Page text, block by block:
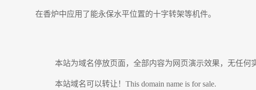
在香炉中应用了能永保水平位置的十字转架等机件。
本站为域名停放页面，全部内容为网页演示效果，无任何
本站域名可以转让！This domain name is for sale.